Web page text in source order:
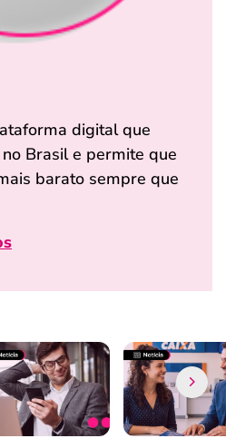
digital que
Brasil e permite que
barato sempre que